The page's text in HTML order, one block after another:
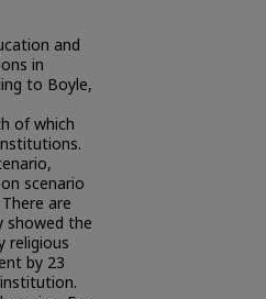
and
in
to Boyle,
of which
scenario
are
showed the
religious
by 23